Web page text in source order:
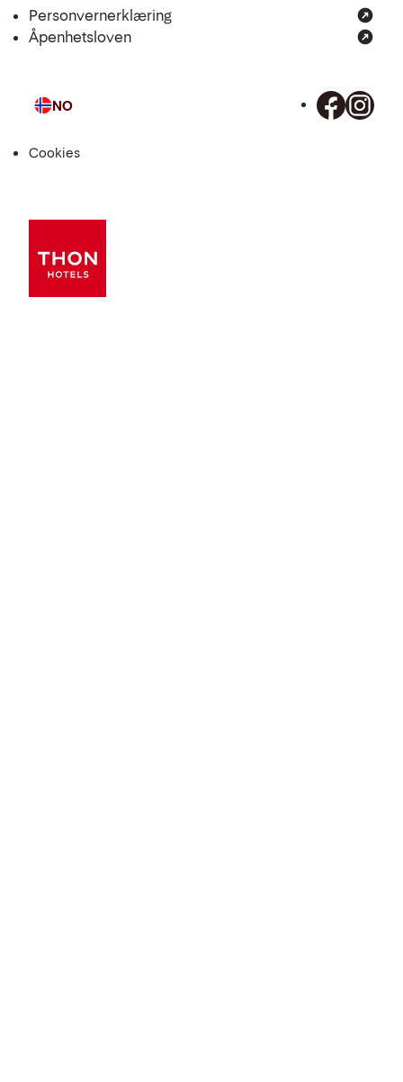
Personvernerklæring
Åpenhetsloven
Språk
NO
Cookies